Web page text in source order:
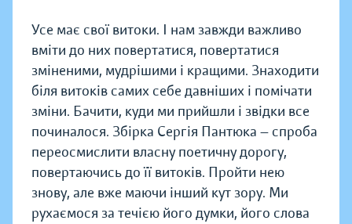
Усе має свої витоки. І нам завжди важливо
вміти до них повертатися, повертатися
зміненими, мудрішими і кращими. Знаходити
біля витоків самих себе давніших і помічати
зміни. Бачити, куди ми прийшли і звідки все
починалося. Збірка Сергія Пантюка — спроба
переосмислити власну поетичну дорогу,
повертаючись до її витоків. Пройти нею
знову, але вже маючи інший кут зору. Ми
рухаємося за течією його думки, його слова